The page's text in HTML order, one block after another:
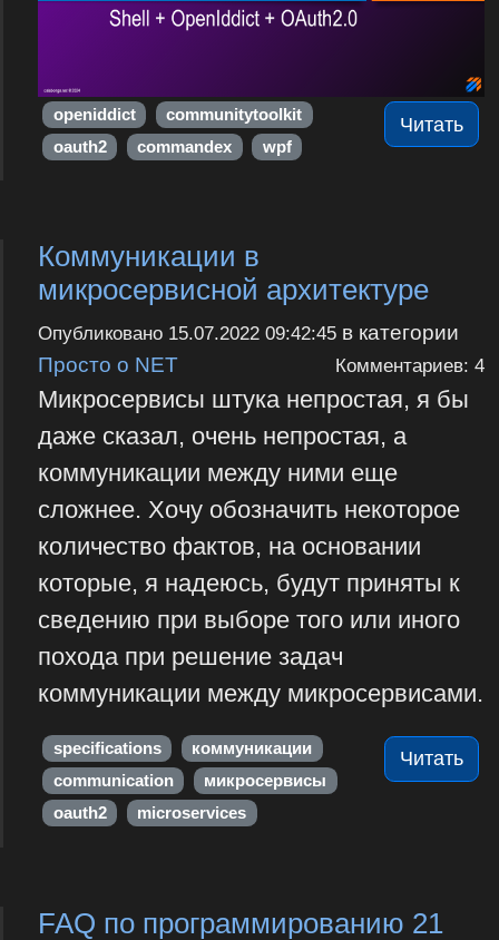
Читать
openiddict
communitytoolkit
oauth2
commandex wpf
Коммуникации в
микросервисной архитектуре
Опубликовано 15.07.2022 09:42:45в категории
Просто о NET
Комментариев: 4
Микросервисы штука непростая, я бы
даже сказал, очень непростая, а
коммуникации между ними еще
сложнее. Хочу обозначить некоторое
количество фактов, на основании
которые, я надеюсь, будут приняты к
сведению при выборе того или иного
похода при решение задач
коммуникации между микросервисами.
Читать
specifications
коммуникации
communication
микросервисы
oauth2
microservices
FAQ по программированию 21